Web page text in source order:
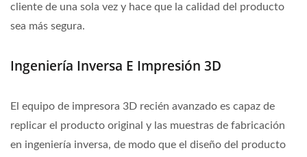
cliente de una sola vez y hace que la calidad del producto
sea más segura.
Ingeniería Inversa E Impresión 3D
El equipo de impresora 3D recién avanzado es capaz de
replicar el producto original y las muestras de fabricación
en ingeniería inversa, de modo que el diseño del producto